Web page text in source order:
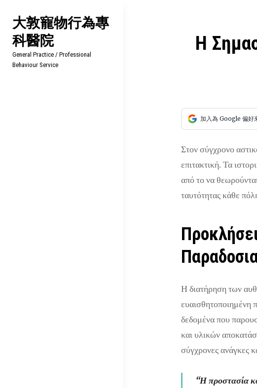
content
大敦寵物行為專
科醫院
General Practice / Professional
Behaviour Service
Η
加入為 Google 偏好
Στον σύγχρονο
επιτακτική. Τα
από το να
ταυτότητας κάθε
Η διατήρηση των
ευαισθητοποιημένη
δεδομένα που
και υλικών
σύγχρονες ανάγκες
“Η προστασία
文
覽